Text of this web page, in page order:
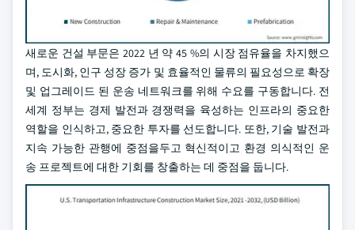
새로운 건설 부문은 2022 년 약 45 %의 시장 점유율을 차지했으
며, 도시화, 인구 성장 증가 및 효율적인 물류의 필요성으로 확장
및 업그레이드 된 운송 네트워크를 위해 수요를 구동합니다. 전
세계 정부는 경제 발전과 경쟁력을 육성하는 인프라의 중요한
역할을 인식하고, 중요한 투자를 선도합니다. 또한, 기술 발전과
지속 가능한 관행에 중점을두고 혁신적이고 환경 의식적인 운
송 프로젝트에 대한 기회를 창출하는 데 중점을 둡니다.